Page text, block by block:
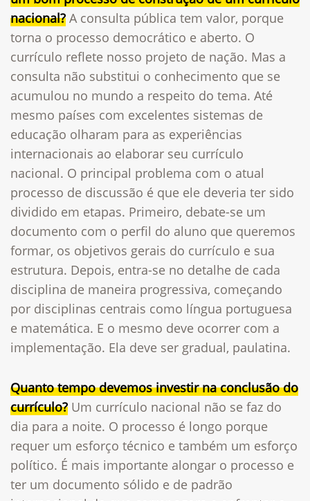
nacional? A consulta pública tem valor, porque
torna o processo democrático e aberto. O
currículo reflete nosso projeto de nação. Mas a
consulta não substitui o conhecimento que se
acumulou no mundo a respeito do tema. Até
mesmo países com excelentes sistemas de
educação olharam para as experiências
internacionais ao elaborar seu currículo
nacional. O principal problema com o atual
processo de discussão é que ele deveria ter sido
dividido em etapas. Primeiro, debate-se um
documento com o perfil do aluno que queremos
formar, os objetivos gerais do currículo e sua
estrutura. Depois, entra-se no detalhe de cada
disciplina de maneira progressiva, começando
por disciplinas centrais como língua portuguesa
e matemática. E o mesmo deve ocorrer com a
implementação. Ela deve ser gradual, paulatina.
Quanto tempo devemos investir na conclusão do
currículo? Um currículo nacional não se faz do
dia para a noite. O processo é longo porque
requer um esforço técnico e também um esforço
político. É mais importante alongar o processo e
ter um documento sólido e de padrão